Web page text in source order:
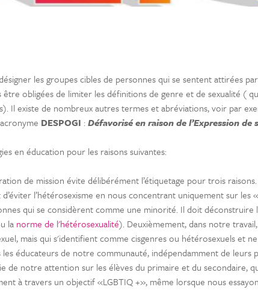
les groupes cibles de personnes qui se sentent attirées
obligées de limiter les définitions de genre et de sexualité (
Il existe de nombreux autres termes et abréviations, voir par
DESPOGI :Défavorisé en raison de l’Expression
en éducation pour les raisons suivantes:
de mission évite délibérément l’étiquetage pour trois
l’hétérosexisme en nous concentrant uniquement sur
qui se considèrent comme une minorité. Il doit
la norme de l'hétérosexualité). Deuxièmement, dans notre
mais qui s'identifient comme cisgenres ou hétérosexuels et
éducateurs de notre communauté, indépendamment de
de notre attention sur les élèves du primaire et du secondaire,
à travers un objectif «LGBTIQ +», même lorsque nous